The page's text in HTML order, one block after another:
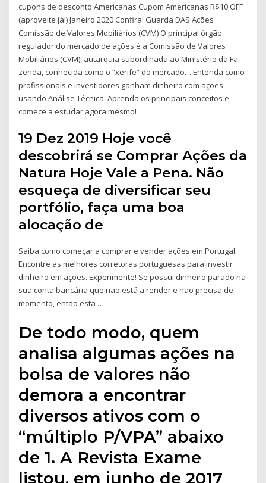
cupons de desconto Americanas Cupom Americanas R$10 OFF
(aproveite já!) Janeiro 2020 Confira! Guarda DAS Ações
Comissão de Valores Mobiliários (CVM) O principal órgão
regulador do mercado de ações é a Comissão de Valores
Mobiliários (CVM), autarquia subordinada ao Ministério da Fa-
zenda, conhecida como o “xerife” do mercado… Entenda como
profissionais e investidores ganham dinheiro com ações
usando Análise Técnica. Aprenda os principais conceitos e
comece a estudar agora mesmo!
19 Dez 2019 Hoje você
descobrirá se Comprar Ações da
Natura Hoje Vale a Pena. Não
esqueça de diversificar seu
portfólio, faça uma boa
alocação de
Saiba como começar a comprar e vender ações em Portugal.
Encontre as melhores corretoras portuguesas para investir
dinheiro em ações. Experimente! Se possui dinheiro parado na
sua conta bancária que não está a render e não precisa de
momento, então esta …
De todo modo, quem
analisa algumas ações na
bolsa de valores não
demora a encontrar
diversos ativos com o
“múltiplo P/VPA” abaixo
de 1. A Revista Exame
listou, em junho de 2017